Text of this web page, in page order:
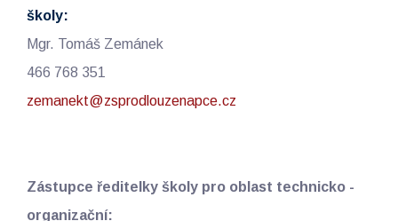
školy:
Mgr. Tomáš Zemánek
466 768 351
zemanekt@zsprodlouzenapce.cz
Zástupce ředitelky školy pro oblast technicko -
organizační: